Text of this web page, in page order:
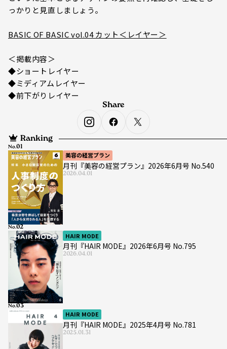
っかりと見直しましょう。
BASIC OF BASIC vol.04 カット＜レイヤー＞
＜掲載内容＞
◆ショートレイヤー
◆ミディアムレイヤー
◆前下がりレイヤー
Ranking
美容の経営プラン
月刊『美容の経営プラン』2026年6月号 No.540
2026.04.01
No.
HAIR MODE
月刊『HAIR MODE』2026年6月号 No.795
2026.04.01
No.
HAIR MODE
月刊『HAIR MODE』2025年4月号 No.781
2025.01.31
No.
Share